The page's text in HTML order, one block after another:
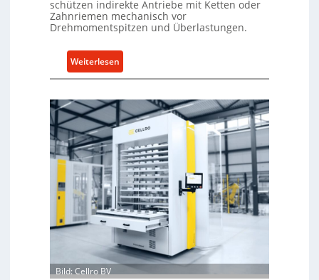
schützen indirekte Antriebe mit Ketten oder
Zahnriemen mechanisch vor
Drehmomentspitzen und Überlastungen.
Weiterlesen
M
c
h
n
c
h
e
Ü
Bild: Cellro BV